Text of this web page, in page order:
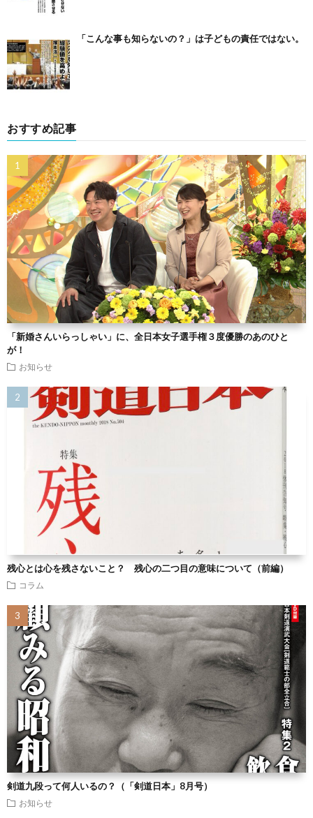
「こんな事も知らないの？」は子どもの責任ではない。
おすすめ記事
「新婚さんいらっしゃい」に、全日本女子選手権３度優勝のあのひと
が！
お知らせ
残心とは心を残さないこと？ 残心の二つ目の意味について（前編）
コラム
剣道九段って何人いるの？（「剣道日本」8月号）
お知らせ